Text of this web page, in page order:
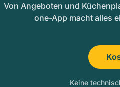
Von Angeboten und
one-App macht alles
Keine